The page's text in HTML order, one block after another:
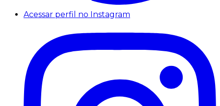
Acessar perfil no Instagram